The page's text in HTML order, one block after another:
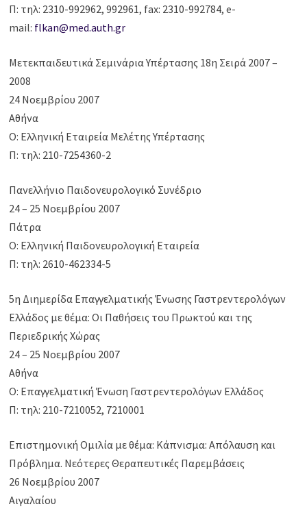
Π: τηλ: 2310-992962, 992961, fax: 2310-992784, e-
mail: flkan@med.auth.gr
Μετεκπαιδευτικά Σεμινάρια Υπέρτασης 18η Σειρά 2007 –
2008
24 Νοεμβρίου 2007
Αθήνα
Ο: Ελληνική Εταιρεία Μελέτης Υπέρτασης
Π: τηλ: 210-7254360-2
Πανελλήνιο Παιδονευρολογικό Συνέδριο
24 – 25 Νοεμβρίου 2007
Πάτρα
Ο: Ελληνική Παιδονευρολογική Εταιρεία
Π: τηλ: 2610-462334-5
5η Διημερίδα Επαγγελματικής Ένωσης Γαστρεντερολόγων
Ελλάδος με θέμα: Οι Παθήσεις του Πρωκτού και της
Περιεδρικής Χώρας
24 – 25 Νοεμβρίου 2007
Αθήνα
Ο: Επαγγελματική Ένωση Γαστρεντερολόγων Ελλάδος
Π: τηλ: 210-7210052, 7210001
Επιστημονική Ομιλία με θέμα: Κάπνισμα: Απόλαυση και
Πρόβλημα. Νεότερες Θεραπευτικές Παρεμβάσεις
26 Νοεμβρίου 2007
Αιγαλαίου